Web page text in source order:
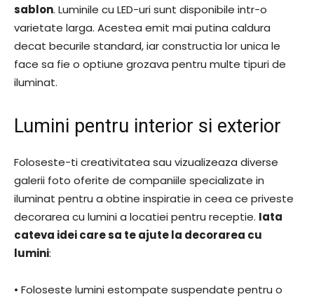
sablon. Luminile cu LED-uri sunt disponibile intr-o
varietate larga. Acestea emit mai putina caldura
decat becurile standard, iar constructia lor unica le
face sa fie o optiune grozava pentru multe tipuri de
iluminat.
Lumini pentru interior si exterior
Foloseste-ti creativitatea sau vizualizeaza diverse
galerii foto oferite de companiile specializate in
iluminat pentru a obtine inspiratie in ceea ce priveste
decorarea cu lumini a locatiei pentru receptie. Iata
cateva idei care sa te ajute la decorarea cu
lumini:
• Foloseste lumini estompate suspendate pentru o